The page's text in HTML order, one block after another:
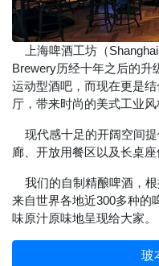
上海啤酒工坊（
Brewery历经十年之后的升
运动型酒吧，而现在更是
厅，带来时尚的美式工业风
现代感十足的开阔空间
廊、开放用餐区以及长桌座
我们的自制精酿啤酒，
来自世界各地近300多种的
味原汁原味地呈现给大家。
玻